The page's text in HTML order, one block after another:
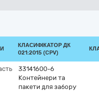
КЛАСИФІКАТОР ДК
021:2015 (CPV)
33141600-6
Контейнери та
пакети для забору